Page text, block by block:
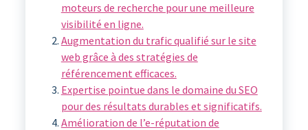
moteurs de recherche pour une meilleure
visibilité en ligne.
Augmentation du trafic qualifié sur le site
web grâce à des stratégies de
référencement efficaces.
Expertise pointue dans le domaine du SEO
pour des résultats durables et significatifs.
Amélioration de l’e-réputation de